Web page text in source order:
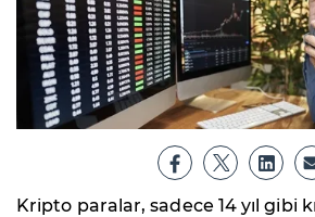
Kripto paralar, sadece 14 yıl gibi